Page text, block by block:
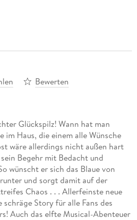
Bewerten
Glückspilz! Wann hat man
im Haus, die einem alle Wünsche
wäre allerdings nicht außen hart
Begehr mit Bedacht und
wünscht er sich das Blaue von
und sorgt damit auf der
Chaos . . . Allerfeinste neue
Story für alle Fans des
Auch das elfte Musical-Abenteuer